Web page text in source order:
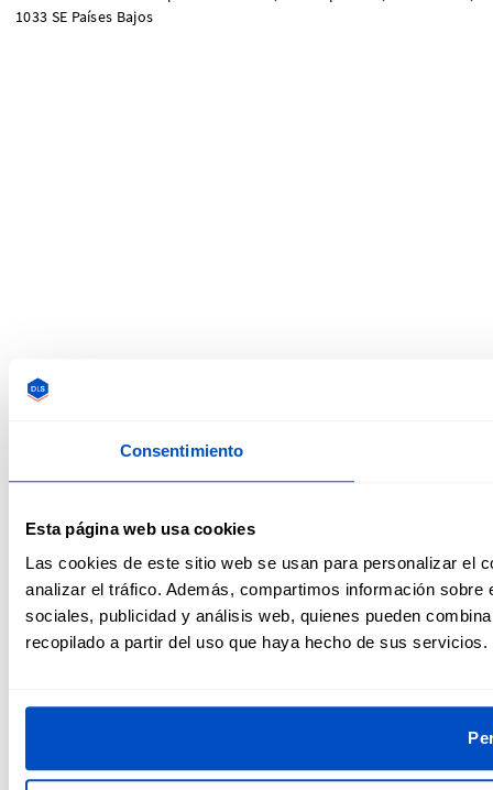
Consentimiento
Esta página web usa cookies
Las cookies de este sitio web se usan para personalizar el
analizar el tráfico. Además, compartimos información
sociales, publicidad y análisis web, quienes pueden
recopilado a partir del uso que haya hecho de sus servicios.
1033 SE Países Bajos